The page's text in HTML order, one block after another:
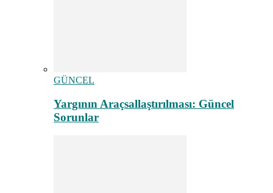
GÜNCEL
Yargının Araçsallaştırılması: Güncel
Sorunlar